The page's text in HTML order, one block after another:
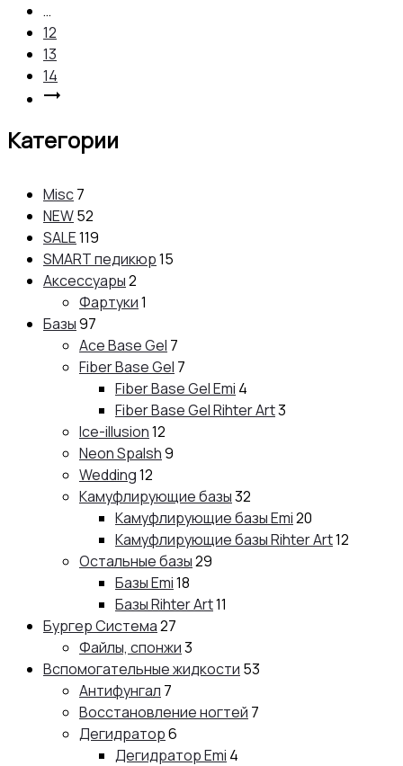
…
12
13
14
Категории
Misc7
NEW52
SALE119
SMART педикюр15
Аксессуары2
Фартуки1
Базы97
Ace Base Gel 7
Fiber Base Gel 7
Fiber Base Gel Emi 4
Fiber Base Gel Rihter Art3
Ice-illusion12
Neon Spalsh9
Wedding12
Камуфлирующие базы32
Камуфлирующие базы Emi20
Камуфлирующие базы Rihter Art12
Остальные базы29
Базы Emi18
Базы Rihter Art11
Бургер Система27
Файлы, спонжи3
Вспомогательные жидкости 53
Антифунгал 7
Восстановление ногтей 7
Дегидратор6
Дегидратор Emi 4